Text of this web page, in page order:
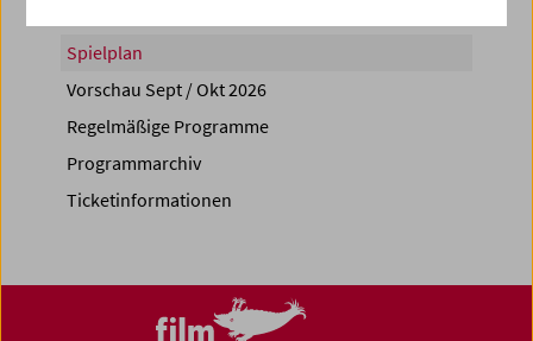
Spielplan
Vorschau Sept / Okt 2026
Regelmäßige Programme
Programmarchiv
Ticketinformationen